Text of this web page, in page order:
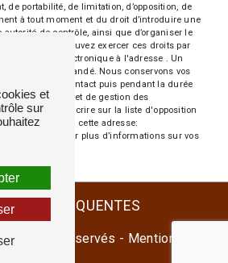
de portabilité, de limitation, d’opposition, de
à tout moment et du droit d’introduire une
autorité de contrôle, ainsi que d’organiser le
mortem. Vous pouvez exercer ces droits par
par courrier électronique à l'adresse . Un
vous être demandé. Nous conservons vos
de prise de contact puis pendant la durée
fins probatoires et de gestion des
droit de vous inscrire sur la liste d'opposition
disponible à cette adresse:
le site cnil.fr pour plus d’informations sur vos
FRÉQUENTES
droits réservés - Mentions
et
sur